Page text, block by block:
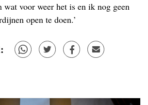
wat voor weer het is en ik nog geen
open te doen.’